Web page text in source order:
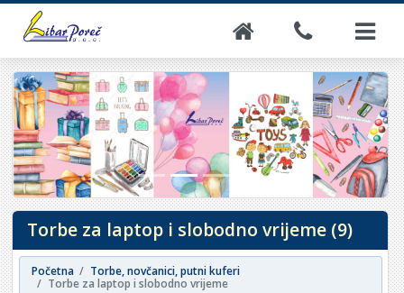
Torbe za laptop i slobodno vrijeme (9)
Početna
Torbe, novčanici, putni kuferi
Torbe za laptop i slobodno vrijeme